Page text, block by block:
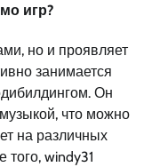
игр?
но и проявляет
занимается
Он
что можно
на различных
windy31